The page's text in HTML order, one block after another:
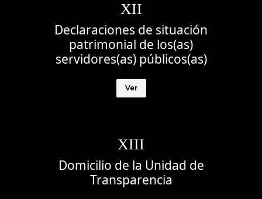
XII
Declaraciones de situación
patrimonial de los(as)
servidores(as) públicos(as)
Ver
XIII
Domicilio de la Unidad de
Transparencia